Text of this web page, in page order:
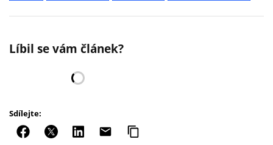
Líbil se vám článek?
Sdílejte: